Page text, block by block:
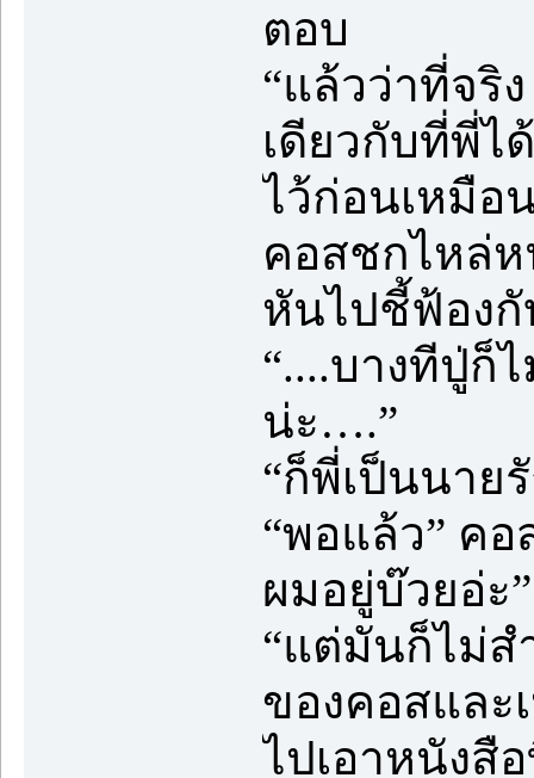
ตอบ
“แล้วว่าที่จริ
เดียวกับที่พี่ไ
ไว้ก่อนเหมือ
คอสชกไหล่
หันไปชี้ฟ้อง
“....บางทีปู่ก็
น่ะ….”
“ก็พี่เป็นนาย
“พอแล้ว” คอ
ผมอยู่บ๊วยอ่ะ”
“แต่มันก็ไม่ส
ของคอสและ
ไปเอาหนังสื